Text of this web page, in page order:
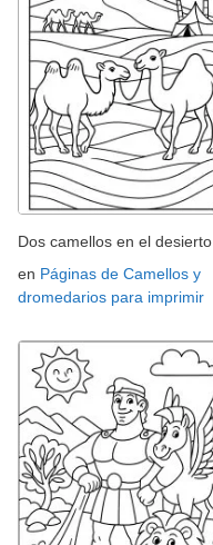
Dos camellos en el desierto
en Páginas de Camellos y
dromedarios para imprimir